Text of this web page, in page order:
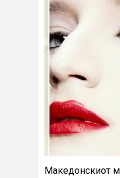
Македонскиот